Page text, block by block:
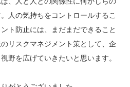
人の気持ちをコントロールするこ
ト防止には、まだまだできること
リスクマネジメント策として、企
野を広げていきたいと思います。